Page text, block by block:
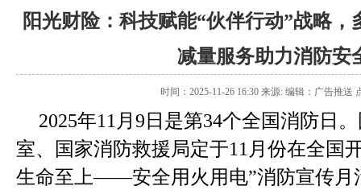
阳光财险：科技赋能“伙伴行动”战略，
减量服务助力消防安
时间：2025-11-26 16:30 来源: 编辑：广告推送
2025年11月9日是第34个全国消防日
室、国家消防救援局定于11月份在全国
生命至上——安全用火用电”消防宣传月